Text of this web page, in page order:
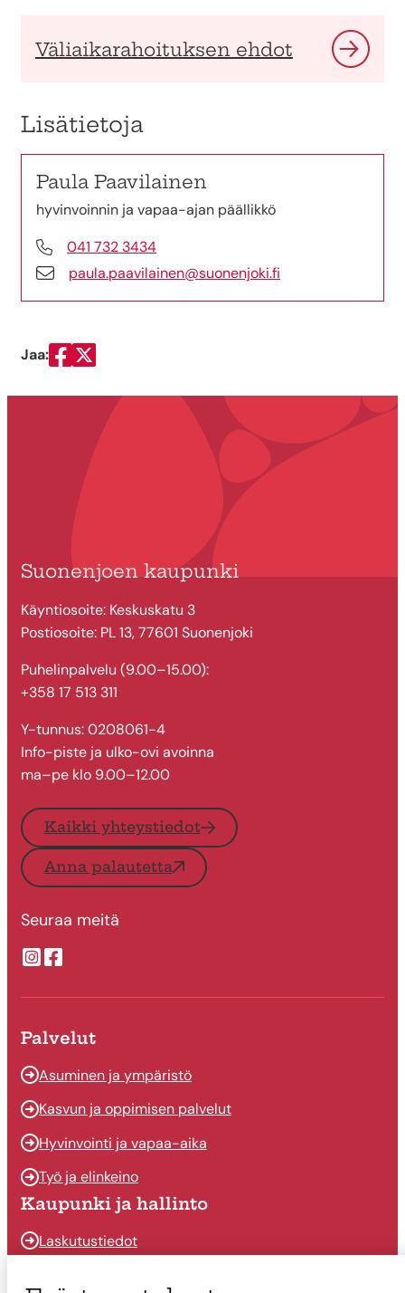
Väliaikarahoituksen ehdot
Lisätietoja
Paula Paavilainen
hyvinvoinnin ja vapaa-ajan päällikkö
041 732 3434
paula.paavilainen@suonenjoki.fi
Jaa:
Jaa Facebookissa
Jaa Twitterissä
Suonenjoen kaupunki
Käyntiosoite: Keskuskatu 3
Postiosoite: PL 13, 77601 Suonenjoki
Puhelinpalvelu (9.00–15.00):
+358 17 513 311
Y-tunnus: 0208061-4
Info-piste ja ulko-ovi avoinna
ma–pe klo 9.00–12.00
Kaikki yhteystiedot
Anna palautetta
Seuraa meitä
Suonenjoen kaupungin Instragram
Suonenjoen kaupungin Facebook
Palvelut
Asuminen ja ympäristö
Kasvun ja oppimisen palvelut
Hyvinvointi ja vapaa-aika
Työ ja elinkeino
Kaupunki ja hallinto
Laskutustiedot